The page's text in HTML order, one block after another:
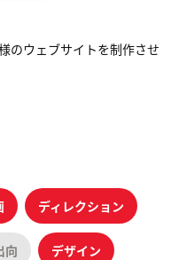
のウェブサイトを制作させ
ディレクション
向 デザイン